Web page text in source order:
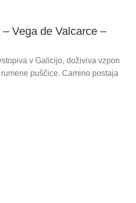
Vega de Valcarce –
v Galicijo, doživiva vzpon
puščice. Camino postaja